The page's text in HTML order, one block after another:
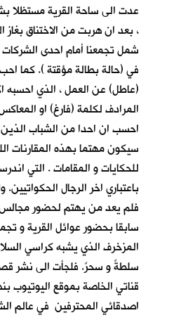
عدت الى ساحة القرية مستظلا
، بعد ان هربت من الاختناق بغاز
شمل تجمعنا أمام احدى
في (حالة بطالة مؤقتة ). كما
(عاطل) عن العمل ، الذي احسبه
المرادف لكلمة (فارغ) او
احسب ان احدا من الشباب
سيكون مهتما بهذه المقارنات
للحكايات و المقامات . التي
باعتباري اخر الرجال
فلم يعد من يهتم لحضور
سابقا بحضور عوائل القرية و
المزخرف الذي يشبه كراسي
سلطةٌ و سحرٌ. فلجأت الى نشر
قناتي الخاصة بموقع اليوتيوب
اصدقائي المحترفين في عالم